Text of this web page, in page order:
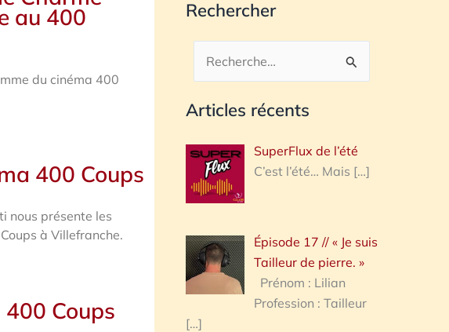
au 400
du cinéma 400
400 Coups
nous présente les
à Villefranche.
Coups
Rechercher
Rechercher :
Articles récents
SuperFlux de l’été
C’est l’été… Mais […]
Épisode 17 // « Je suis
Tailleur de pierre. »
Prénom : Lilian
Profession : Tailleur
[…]